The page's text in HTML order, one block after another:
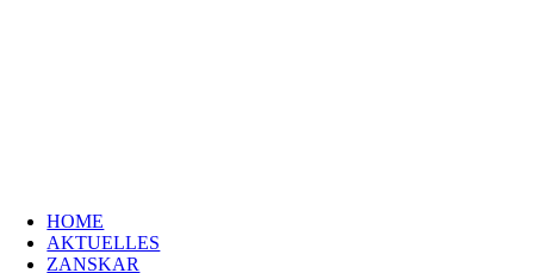
HOME
AKTUELLES
ZANSKAR